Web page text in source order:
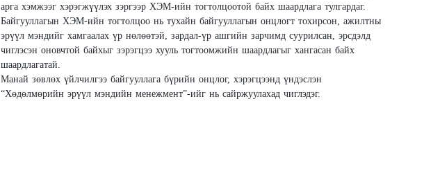
арга хэмжээг хэрэгжүүлэх зэргээр ХЭМ-ийн тогтолцоотой байх шаардлага тулгардаг.
Байгууллагын ХЭМ-ийн тогтолцоо нь тухайн байгууллагын онцлогт тохирсон, ажилтны
эрүүл мэндийг хамгаалах үр нөлөөтэй, зардал-үр ашгийн зарчимд суурилсан, эрсдэлд
чиглэсэн оновчтой байхыг зэрэгцээ хууль тогтоомжийн шаардлагыг хангасан байх
шаардлагатай.
Манай зөвлөх үйлчилгээ байгууллага бүрийн онцлог, хэрэгцээнд үндэслэн
“Хөдөлмөрийн эрүүл мэндийн менежмент”-ийг нь сайржуулахад чиглэдэг.